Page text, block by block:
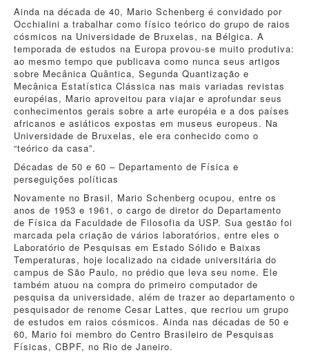
Ainda na década de 40, Mario Schenberg é convidado por
Occhialini a trabalhar como físico teórico do grupo de raios
cósmicos na Universidade de Bruxelas, na Bélgica. A
temporada de estudos na Europa provou-se muito produtiva:
ao mesmo tempo que publicava como nunca seus artigos
sobre Mecânica Quântica, Segunda Quantização e
Mecânica Estatística Clássica nas mais variadas revistas
européias, Mario aproveitou para viajar e aprofundar seus
conhecimentos gerais sobre a arte européia e a dos países
africanos e asiáticos expostas em museus europeus. Na
Universidade de Bruxelas, ele era conhecido como o
“teórico da casa”.
Décadas de 50 e 60 – Departamento de Física e
perseguições políticas
Novamente no Brasil, Mario Schenberg ocupou, entre os
anos de 1953 e 1961, o cargo de diretor do Departamento
de Física da Faculdade de Filosofia da USP. Sua gestão foi
marcada pela criação de vários laboratórios, entre eles o
Laboratório de Pesquisas em Estado Sólido e Baixas
Temperaturas, hoje localizado na cidade universitária do
campus de São Paulo, no prédio que leva seu nome. Ele
também atuou na compra do primeiro computador de
pesquisa da universidade, além de trazer ao departamento o
pesquisador de renome Cesar Lattes, que recriou um grupo
de estudos em raios cósmicos. Ainda nas décadas de 50 e
60, Mario foi membro do Centro Brasileiro de Pesquisas
Físicas, CBPF, no Rio de Janeiro.